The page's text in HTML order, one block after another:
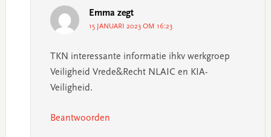
Emma zegt
15 JANUARI 2023 OM 16:23
TKN interessante informatie ihkv werkgroep
Veiligheid Vrede&Recht NLAIC en KIA-
Veiligheid.
Beantwoorden